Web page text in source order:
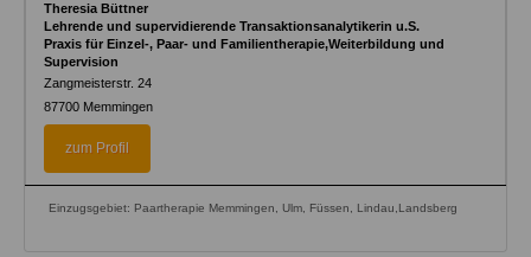
Theresia Büttner
Lehrende und supervidierende Transaktionsanalytikerin u.S.
Praxis für Einzel-, Paar- und Familientherapie,Weiterbildung und
Supervision
Zangmeisterstr. 24
87700 Memmingen
zum Profil
Einzugsgebiet: Paartherapie Memmingen, Ulm, Füssen, Lindau,Landsberg